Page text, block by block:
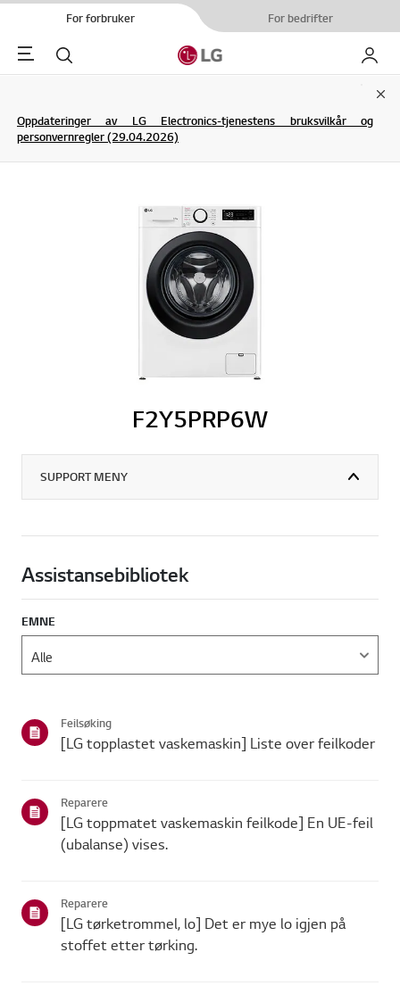
For forbruker For bedrifter
Menu Søk My LG
Oppdateringer av LG Electronics-tjenestens bruksvilkår og
personvernregler (29.04.2026)
F2Y5PRP6W
SUPPORT MENY
Assistansebibliotek
EMNE
Feilsøking
[LG topplastet vaskemaskin] Liste over feilkoder
Reparere
[LG toppmatet vaskemaskin feilkode] En UE-feil
(ubalanse) vises.
Reparere
[LG tørketrommel, lo] Det er mye lo igjen på
stoffet etter tørking.